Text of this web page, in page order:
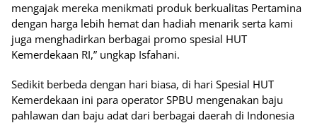
mengajak mereka menikmati produk berkualitas Pertamina
dengan harga lebih hemat dan hadiah menarik serta kami
juga menghadirkan berbagai promo spesial HUT
Kemerdekaan RI,” ungkap Isfahani.
Sedikit berbeda dengan hari biasa, di hari Spesial HUT
Kemerdekaan ini para operator SPBU mengenakan baju
pahlawan dan baju adat dari berbagai daerah di Indonesia